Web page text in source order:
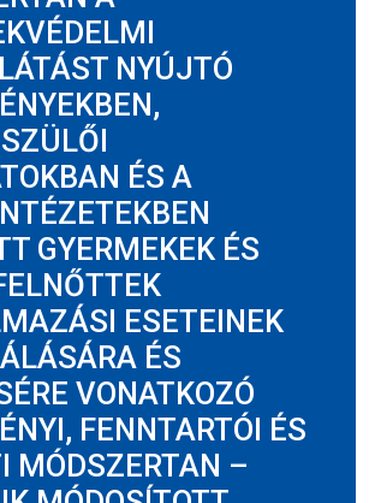
NYÚJTÓ
ÉS A
GYERMEKEK ÉS
ESETEINEK
ÉS
VONATKOZÓ
FENNTARTÓI ÉS
MÓDSZERTAN –